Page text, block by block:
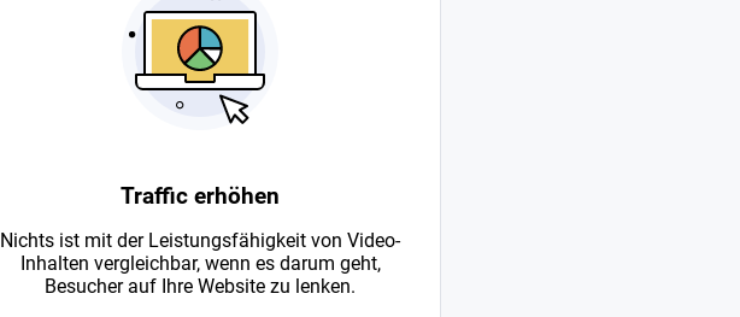
Traffic erhöhen
Nichts ist mit der Leistungsfähigkeit von Video-
Inhalten vergleichbar, wenn es darum geht,
Besucher auf Ihre Website zu lenken.